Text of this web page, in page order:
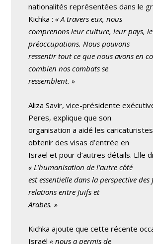
nationalités représentées dans le
Kichka :« A travers eux, nous
comprenons leur culture, leur pays,
préoccupations. Nous pouvons
ressentir tout ce que nous avons en
combien nos combats se
ressemblent. »
Aliza Savir, vice-présidente
Peres, explique que son
organisation a aidé les
obtenir des visas d’entrée en
Israël et pour d’autres détails. Elle
« L’humanisation de l’autre côté
est essentielle dans la perspective
relations entre Juifs et
Arabes. »
Kichka ajoute que cette récente
Israël« nous a permis de